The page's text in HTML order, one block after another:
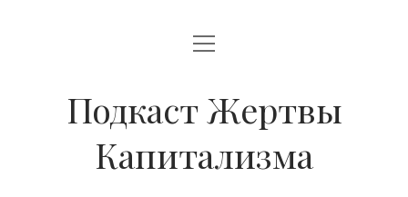
О НАШЕМ ПРОЕКТЕ
DATENSCHUTZERKLÄRUNG UND IMPRESSUM
open
DATENSCHUTZERKLÄRUNG
open
menu
Подкаст Жертвы
Капитализма